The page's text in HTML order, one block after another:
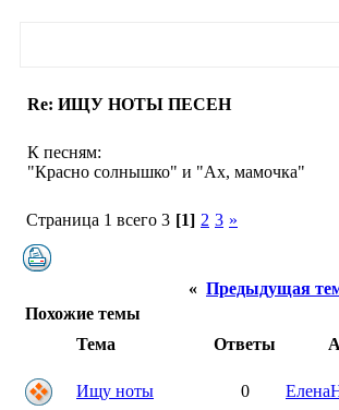
Re: ИЩУ НОТЫ ПЕСЕН
К песням:
"Красно солнышко" и "Ах, мамочка"
Страница 1 всего 3 [1] 2 3 »
« Предыдущая
Похожие темы
Тема
Ответы
Ищу ноты 0